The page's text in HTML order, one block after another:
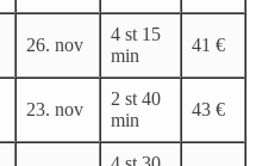
26. nov
4 st 15
min
41 €
23. nov
2 st 40
min
43 €